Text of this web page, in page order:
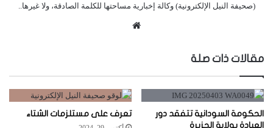
(صحيفة النيل الإلكترونية) وكالة إخبارية مساحتها للكلمة الصادقة، ولا غيرها..
مقالات ذات صلة
الحكومة السودانية تتفقد دور
العبادة بولاية الجزيرة
تعرف على مستلزمات الشتاء